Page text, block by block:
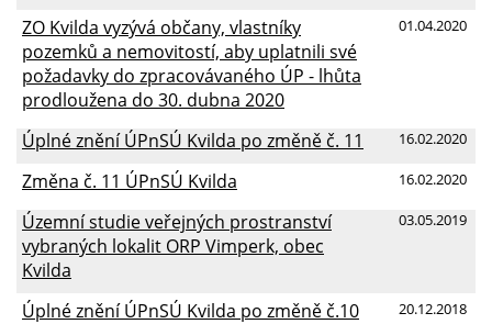
01.04.2020
ZO Kvilda vyzývá občany, vlastníky
pozemků a nemovitostí, aby uplatnili své
požadavky do zpracovávaného ÚP - lhůta
prodloužena do 30. dubna 2020
16.02.2020
Úplné znění ÚPnSÚ Kvilda po změně č. 11
16.02.2020
Změna č. 11 ÚPnSÚ Kvilda
03.05.2019
Územní studie veřejných prostranství
vybraných lokalit ORP Vimperk, obec
Kvilda
20.12.2018
Úplné znění ÚPnSÚ Kvilda po změně č.10